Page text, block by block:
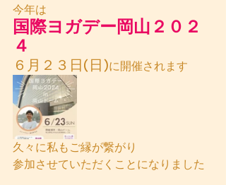
今年は
国際ヨガデー岡山２０２
４
６月２３日(日)に開催されます
久々に私もご縁が繋がり
参加させていただくことになりました